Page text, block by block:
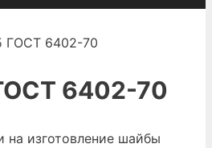
ГОСТ 6402-70
6402-70
на изготовление шайбы